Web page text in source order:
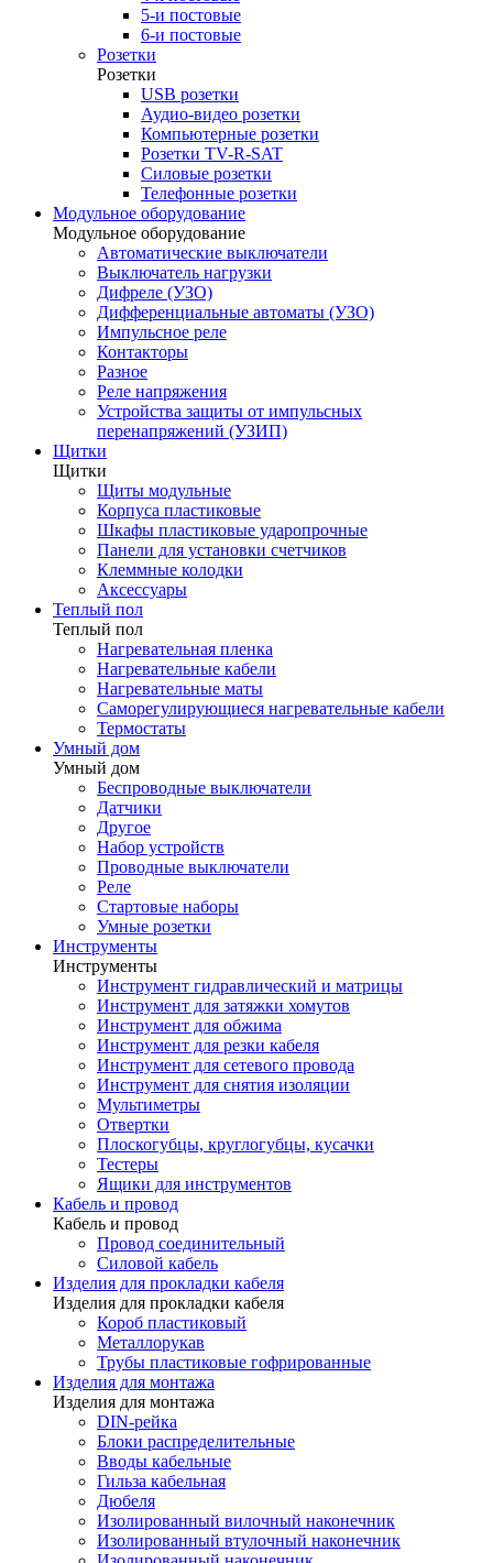
5-и постовые
6-и постовые
Розетки
Розетки
USB розетки
Аудио-видео розетки
Компьютерные розетки
Розетки TV-R-SAT
Силовые розетки
Телефонные розетки
Модульное оборудование
Модульное оборудование
Автоматические выключатели
Выключатель нагрузки
Дифреле (УЗО)
Дифференциальные автоматы (УЗО)
Импульсное реле
Контакторы
Разное
Реле напряжения
Устройства защиты от импульсных
перенапряжений (УЗИП)
Щитки
Щитки
Щиты модульные
Корпуса пластиковые
Шкафы пластиковые ударопрочные
Панели для установки счетчиков
Клеммные колодки
Аксессуары
Теплый пол
Теплый пол
Нагревательная пленка
Нагревательные кабели
Нагревательные маты
Саморегулирующиеся нагревательные кабели
Термостаты
Умный дом
Умный дом
Беспроводные выключатели
Датчики
Другое
Набор устройств
Проводные выключатели
Реле
Стартовые наборы
Умные розетки
Инструменты
Инструменты
Инструмент гидравлический и матрицы
Инструмент для затяжки хомутов
Инструмент для обжима
Инструмент для резки кабеля
Инструмент для сетевого провода
Инструмент для снятия изоляции
Мультиметры
Отвертки
Плоскогубцы, круглогубцы, кусачки
Тестеры
Ящики для инструментов
Кабель и провод
Кабель и провод
Провод соединительный
Силовой кабель
Изделия для прокладки кабеля
Изделия для прокладки кабеля
Короб пластиковый
Металлорукав
Трубы пластиковые гофрированные
Изделия для монтажа
Изделия для монтажа
DIN-рейка
Блоки распределительные
Вводы кабельные
Гильза кабельная
Дюбеля
Изолированный вилочный наконечник
Изолированный втулочный наконечник